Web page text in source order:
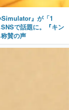
Simulator』が「1
で話題に。『キン
賛の声